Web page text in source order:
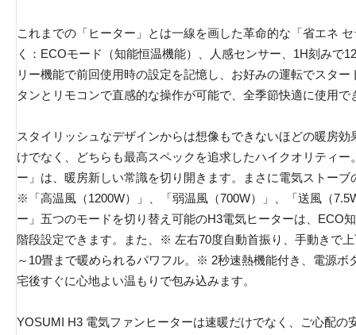
これまでの「ヒーター」とは一線を画した革命的な「省エネ
く：ECOモード（知能恒温機能）、人感センサー、1H刻みで
リー機能で前回使用時の設定を記憶し、お好みの運転でスタ
タンとリモコンで直感的な操作が可能で、全季節快適に使用
スタイリッシュなデザインからは想像もできないほどの暖房
けでなく、どちらも最高スペックを追求したハイクオリティ
ー」は、暖房新しい常識を切り開きます。まさに電気ストー
※「高温風（1200W）」、「弱温風（700W）」、「送風（
ー」五つのモードを切り替え可能のH3電気ヒーターは、
階段設定できます。また、※ 左右70度自動首振り、手動きで
～10畳まで暖められるパワフル。※ 2秒速熱機能付き、電源ボ
宅後すぐに心地よい温もりで包み込みます。
YOSUMI H3 電気ファンヒーターは速暖だけでなく、ご心配の